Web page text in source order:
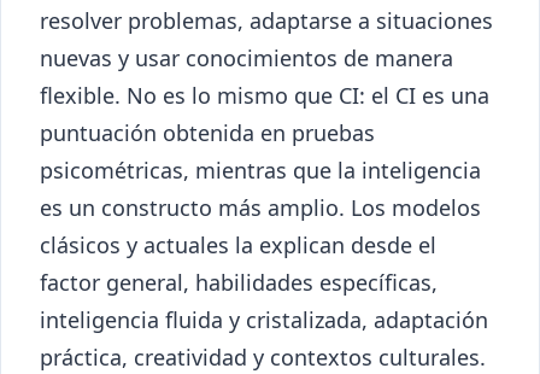
resolver problemas, adaptarse a situaciones
nuevas y usar conocimientos de manera
flexible. No es lo mismo que CI: el CI es una
puntuación obtenida en pruebas
psicométricas, mientras que la inteligencia
es un constructo más amplio. Los modelos
clásicos y actuales la explican desde el
factor general, habilidades específicas,
inteligencia fluida y cristalizada, adaptación
práctica, creatividad y contextos culturales.